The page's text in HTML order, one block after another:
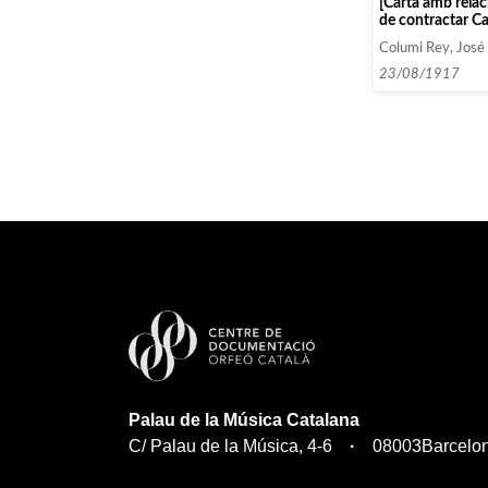
de contractar
faci un concert
Filàrmonica de
Rabentós per a
Columi Rey, José
23/08/1917
Palau de la Música Catalana
C/ Palau de la Música, 4-6
08003